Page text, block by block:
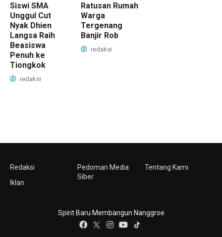
Siswi SMA
Unggul Cut
Nyak Dhien
Langsa Raih
Beasiswa
Penuh ke
Tiongkok
redaksi
Ratusan Rumah
Warga
Tergenang
Banjir Rob
redaksi
Redaksi
Iklan
Pedoman Media
Siber
Tentang Kami
Spirit Baru Membangun Nanggroe